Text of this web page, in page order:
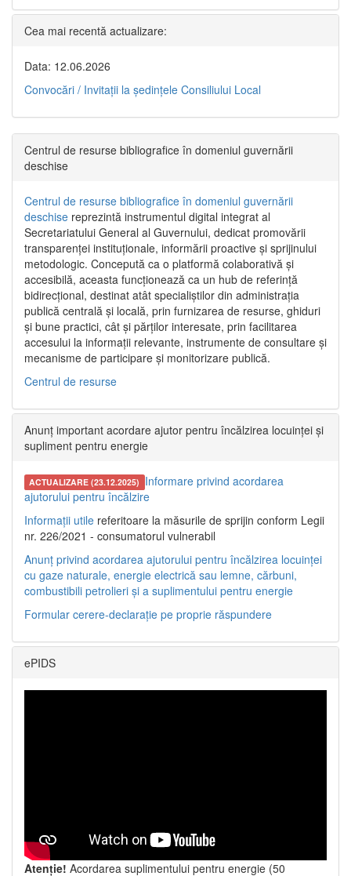
Cea mai recentă actualizare:
Data: 12.06.2026
Convocări / Invitaţii la şedinţele Consiliului Local
Centrul de resurse bibliografice în domeniul guvernării
deschise
Centrul de resurse bibliografice în domeniul guvernării
deschise reprezintă instrumentul digital integrat al
Secretariatului General al Guvernului, dedicat promovării
transparenței instituționale, informării proactive și sprijinului
metodologic. Concepută ca o platformă colaborativă și
accesibilă, aceasta funcționează ca un hub de referință
bidirecțional, destinat atât specialiștilor din administrația
publică centrală și locală, prin furnizarea de resurse, ghiduri
și bune practici, cât și părților interesate, prin facilitarea
accesului la informații relevante, instrumente de consultare și
mecanisme de participare și monitorizare publică.
Centrul de resurse
Anunț important acordare ajutor pentru încălzirea locuinței și
supliment pentru energie
ACTUALIZARE (23.12.2025) Informare privind acordarea
ajutorului pentru încălzire
Informații utile referitoare la măsurile de sprijin conform Legii
nr. 226/2021 - consumatorul vulnerabil
Anunț privind acordarea ajutorului pentru încălzirea locuinței
cu gaze naturale, energie electrică sau lemne, cărbuni,
combustibili petrolieri și a suplimentului pentru energie
Formular cerere-declarație pe proprie răspundere
ePIDS
Atenție! Acordarea suplimentului pentru energie (50